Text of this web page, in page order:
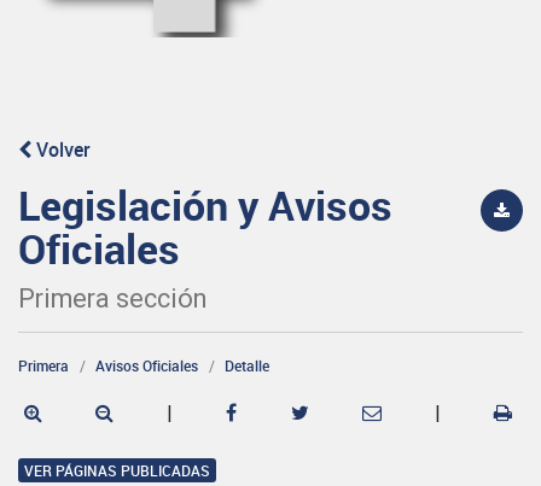
Volver
Legislación y Avisos
Oficiales
Primera sección
Primera Avisos Oficiales Detalle
| |
VER PÁGINAS PUBLICADAS